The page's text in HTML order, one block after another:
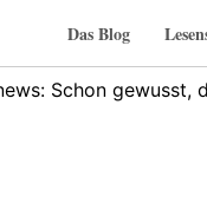
Das Blog
Schon gewusst,